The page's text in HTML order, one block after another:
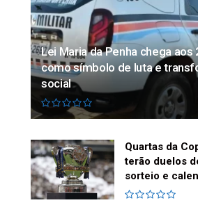
Lei Maria da Penha chega aos
como símbolo de luta e
social
Quartas da
terão duelos
sorteio e